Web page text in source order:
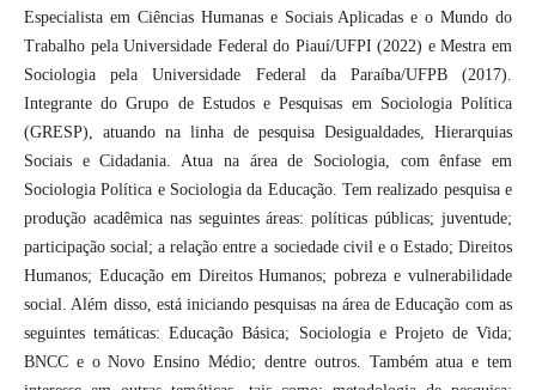
Especialista em Ciências Humanas e Sociais Aplicadas e o Mundo do
Trabalho pela Universidade Federal do Piauí/UFPI (2022) e Mestra em
Sociologia pela Universidade Federal da Paraíba/UFPB (2017).
Integrante do Grupo de Estudos e Pesquisas em Sociologia Política
(GRESP), atuando na linha de pesquisa Desigualdades, Hierarquias
Sociais e Cidadania. Atua na área de Sociologia, com ênfase em
Sociologia Política e Sociologia da Educação. Tem realizado pesquisa e
produção acadêmica nas seguintes áreas: políticas públicas; juventude;
participação social; a relação entre a sociedade civil e o Estado; Direitos
Humanos; Educação em Direitos Humanos; pobreza e vulnerabilidade
social. Além disso, está iniciando pesquisas na área de Educação com as
seguintes temáticas: Educação Básica; Sociologia e Projeto de Vida;
BNCC e o Novo Ensino Médio; dentre outros. Também atua e tem